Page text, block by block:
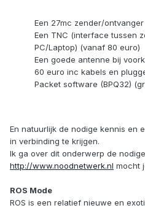
Een 27mc zender/
Een TNC (interface tussen
PC/Laptop) (vanaf 80 euro)
Een goede antenne bij
60 euro inc kabels en
Packet software (BPQ32)
En natuurlijk de nodige kennis en
in verbinding te krijgen.
Ik ga over dit onderwerp de
http://www.noodnetwerk.nl mocht
ROS Mode
ROS is een relatief nieuwe en